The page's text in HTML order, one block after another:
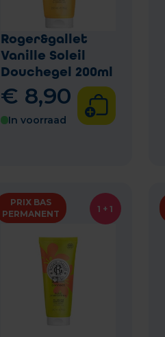
Roger&gallet
Vanille Soleil
Douchegel 200ml
€ 8,90
In voorraad
PRIX BAS
PERMANENT
1 + 1